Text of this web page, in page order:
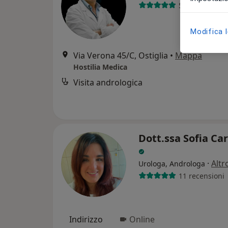
52 recensioni
Via Verona 45/C, Ostiglia • Mappa
Hostilia Medica
Visita andrologica
Dott.ssa Sofia
Urologa, Androloga ·
11 recensioni
Indirizzo Online
Modifica